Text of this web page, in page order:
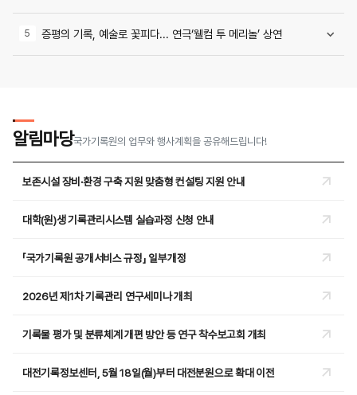
증평의 기록, 예술로 꽃피다... 연극‘웰컴 투 메리놀’ 상연
알림마당국가기록원의 업무와 행사계획을 공유해드립니다!
보존시설 장비·환경 구축 지원 맞춤형 컨설팅 지원 안내
대학(원)생 기록관리시스템 실습과정 신청 안내
「국가기록원 공개서비스 규정」 일부개정
2026년 제1차 기록관리 연구세미나 개최
기록물 평가 및 분류체계 개편 방안 등 연구 착수보고회 개최
대전기록정보센터, 5월 18일(월)부터 대전분원으로 확대 이전